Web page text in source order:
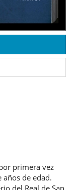
primera vez
años de edad.